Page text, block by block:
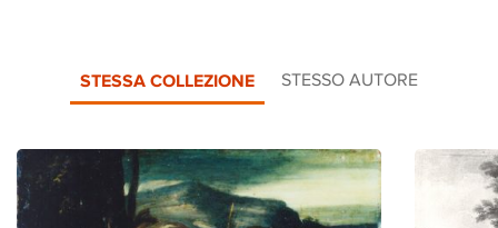
STESSA COLLEZIONE STESSO AUTORE